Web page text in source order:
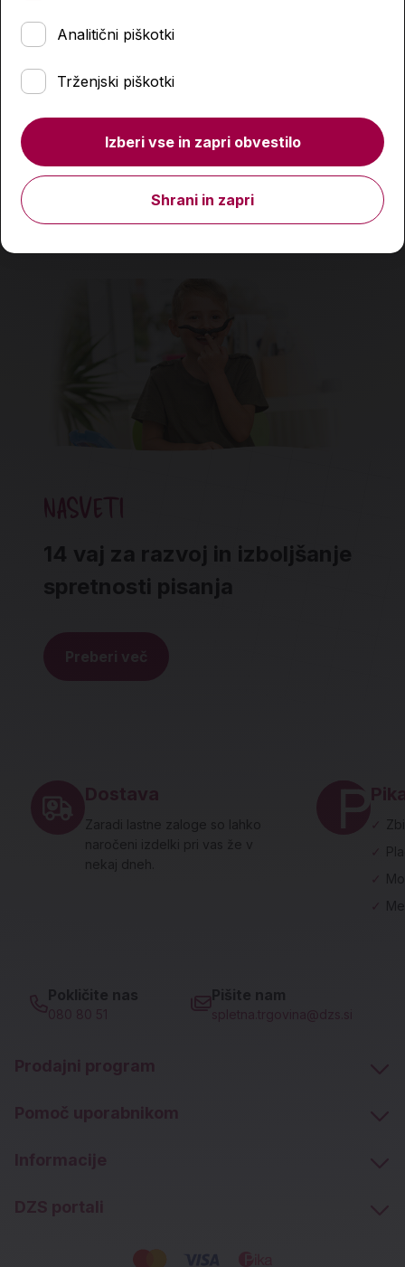
Prazna peresnica, Dakine, Black
16,03 € 22,90 €
Količina
NASVETI
14 vaj za razvoj in izboljšanje
spretnosti pisanja
Preberi več
Dostava
Zaradi lastne zaloge so lahko
naročeni izdelki pri vas že v
nekaj dneh.
✓
Pokličite nas
080 80 51
Pišite nam
spletna.trgovina@dzs.si
Prodajni program
Pomoč uporabnikom
Informacije
DZS portali
Analitični piškotki
Trženjski piškotki
Izberi vse in zapri obvestilo
Shrani in zapri